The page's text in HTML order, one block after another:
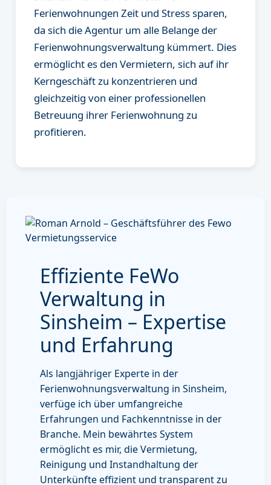
Ferienwohnungen Zeit und Stress sparen,
da sich die Agentur um alle Belange der
Ferienwohnungsverwaltung kümmert. Dies
ermöglicht es den Vermietern, sich auf ihr
Kerngeschäft zu konzentrieren und
gleichzeitig von einer professionellen
Betreuung ihrer Ferienwohnung zu
profitieren.
Effiziente FeWo
Verwaltung in
Sinsheim – Expertise
und Erfahrung
Als langjähriger Experte in der
Ferienwohnungsverwaltung in Sinsheim,
verfüge ich über umfangreiche
Erfahrungen und Fachkenntnisse in der
Branche. Mein bewährtes System
ermöglicht es mir, die Vermietung,
Reinigung und Instandhaltung der
Unterkünfte effizient und transparent zu